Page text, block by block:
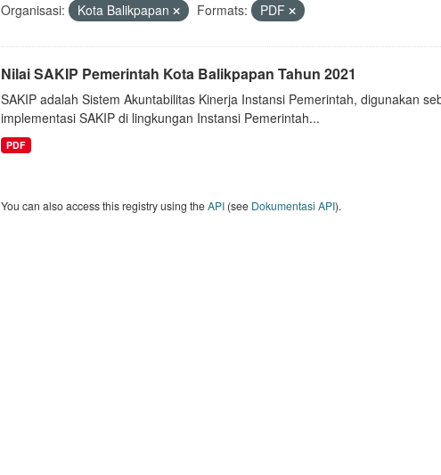
Organisasi:
Kota Balikpapan Formats: PDF
Nilai SAKIP Pemerintah Kota Balikpapan Tahun 2021
SAKIP adalah Sistem Akuntabilitas Kinerja Instansi Pemerintah, digunakan
implementasi SAKIP di lingkungan Instansi Pemerintah...
PDF
You can also access this registry using theAPI(see Dokumentasi API).